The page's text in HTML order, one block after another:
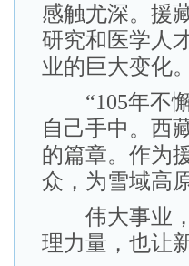
感触尤深。援
研究和医学人
业的巨大变化。
“105年不懈
自己手中。西
的篇章。作为
众，为雪域高
伟大事业，
理力量，也让